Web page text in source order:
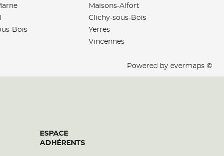
Bois
Maisons-Alfort
Clichy-sous-Bois
Yerres
Vincennes
Powered by evermaps ©
ESPACE
ADHÉRENTS